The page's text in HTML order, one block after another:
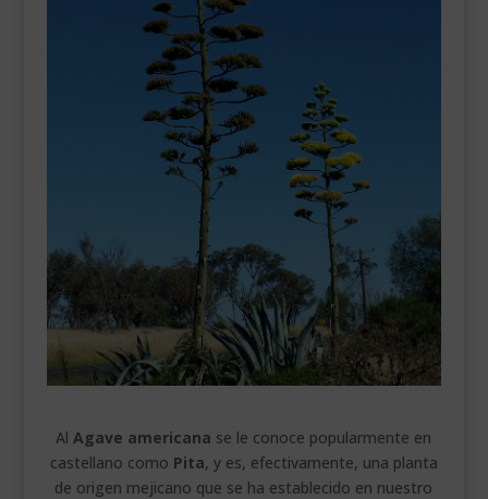
___________________________
VEURE EN CATALÀ
Al Agave americana se le conoce popularmente en
castellano como Pita, y es, efectivamente, una planta
de origen mejicano que se ha establecido en nuestro